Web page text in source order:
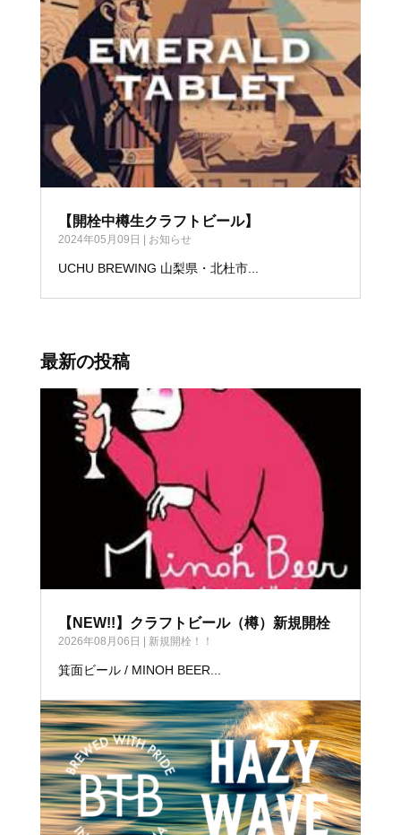
【開栓中樽生クラフトビール】
2024年05月09日 お知らせ
UCHU BREWING 山梨県・北杜市...
最新の投稿
【NEW!!】クラフトビール（樽）新規開栓
2026年08月06日 新規開栓！！
箕面ビール / MINOH BEER...